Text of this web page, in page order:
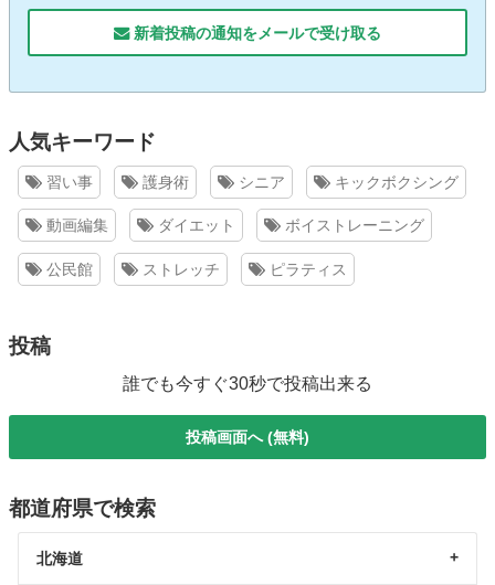
新着投稿の通知をメールで受け取る
人気キーワード
習い事 護身術 シニア キックボクシング
動画編集 ダイエット ボイストレーニング
公民館 ストレッチ ピラティス
投稿
誰でも今すぐ30秒で投稿出来る
投稿画面へ (無料)
都道府県で検索
北海道